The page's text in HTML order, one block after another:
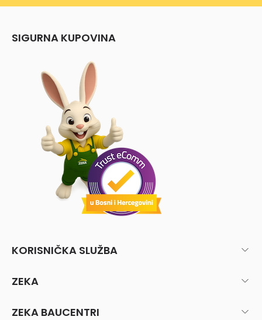
SIGURNA KUPOVINA
KORISNIČKA SLUŽBA
ZEKA
ZEKA BAUCENTRI